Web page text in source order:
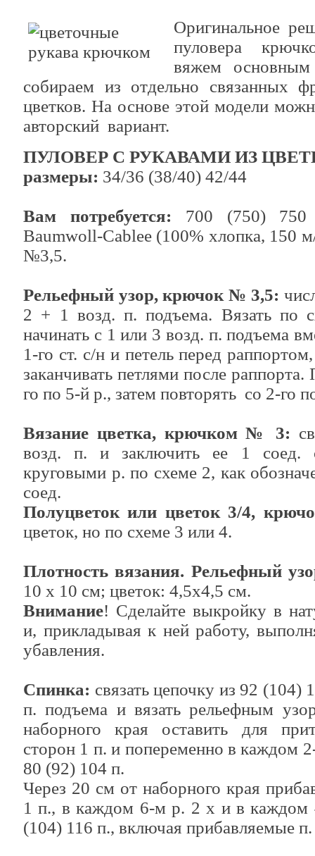
Оригинальное
пуловера
вяжем
собираем из отдельно связанных
цветков. На основе этой модели
авторский вариант.
ПУЛОВЕР С РУКАВАМИ ИЗ
размеры: 34/36 (38/40) 42/44
Вам потребуется: 700 (750) 750
Baumwoll-Cablee (100% хлопка, 150
№3,5.
Рельефный узор, крючок № 3,5:
2 + 1 возд. п. подъема. Вязать по
начинать с 1 или 3 возд. п. подъема
1-го ст. с/н и петель перед
заканчивать петлями после раппорта.
го по 5-й р., затем повторять со 2-го
Вязание цветка, крючком № 3:
возд. п. и заключить ее 1 соед.
круговыми р. по схеме 2, как
соед.
Полуцветок или цветок 3/4,
цветок, но по схеме 3 или 4.
Плотность вязания. Рельефный
10 х 10 см; цветок: 4,5x4,5 см.
Внимание! Сделайте выкройку в
и, прикладывая к ней работу,
убавления.
Спинка: связать цепочку из 92 (104)
п. подъема и вязать рельефным
наборного края оставить для
сторон 1 п. и попеременно в каждом
80 (92) 104 п.
Через 20 см от наборного края
1 п., в каждом 6-м р. 2 х и в
(104) 116 п., включая прибавляемые п.